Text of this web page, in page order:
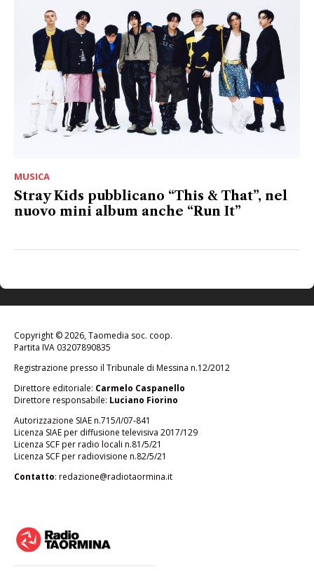
MUSICA
Stray Kids pubblicano “This & That”, nel
nuovo mini album anche “Run It”
Copyright © 2026, Taomedia soc. coop.
Partita IVA 03207890835
Registrazione presso il Tribunale di Messina n.12/2012
Direttore editoriale: Carmelo Caspanello
Direttore responsabile: Luciano Fiorino
Autorizzazione SIAE n.715/I/07-841
Licenza SIAE per diffusione televisiva 2017/129
Licenza SCF per radio locali n.81/5/21
Licenza SCF per radiovisione n.82/5/21
Contatto: redazione@radiotaormina.it